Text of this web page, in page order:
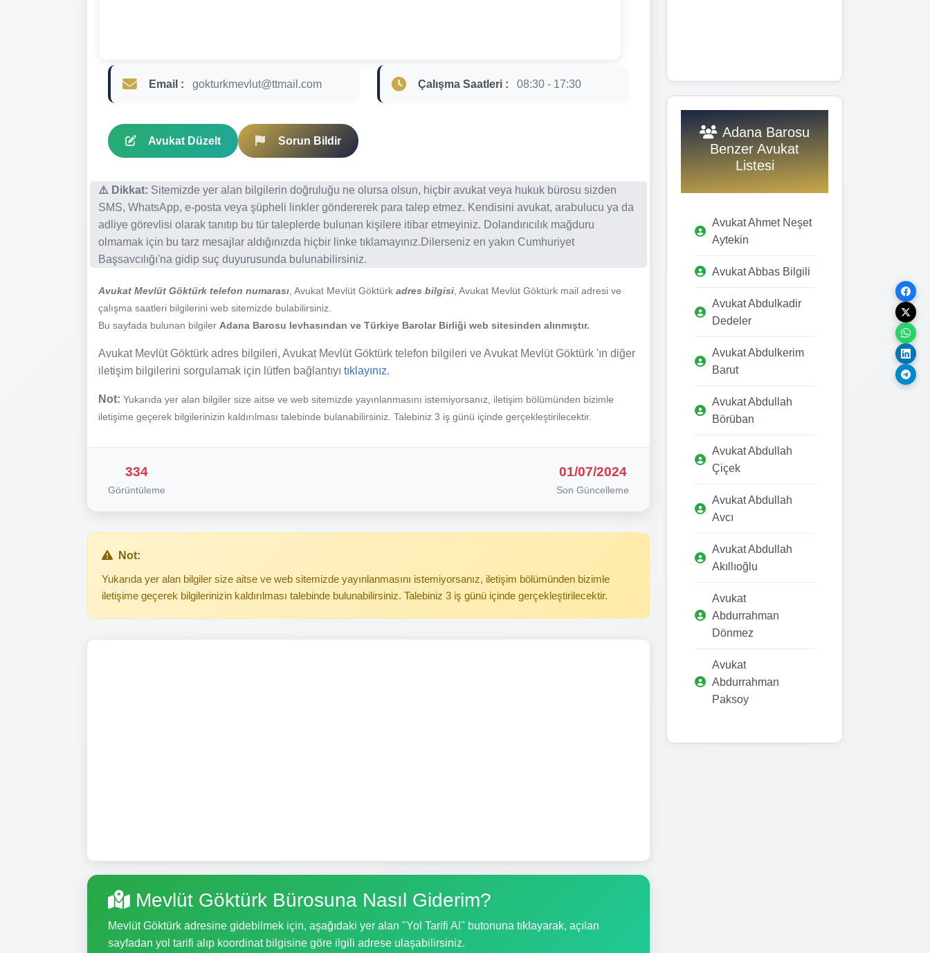
Email : gokturkmevlut@ttmail.com Çalışma Saatleri : 08:30 - 17:30
Avukat Düzelt Sorun Bildir
⚠️ Dikkat: Sitemizde yer alan bilgilerin doğruluğu ne olursa olsun, hiçbir avukat veya hukuk bürosu sizden
SMS, WhatsApp, e-posta veya şüpheli linkler göndererek para talep etmez. Kendisini avukat, arabulucu ya da
adliye görevlisi olarak tanıtıp bu tür taleplerde bulunan kişilere itibar etmeyiniz. Dolandırıcılık mağduru
olmamak için bu tarz mesajlar aldığınızda hiçbir linke tıklamayınız.Dilerseniz en yakın Cumhuriyet
Başsavcılığı'na gidip suç duyurusunda bulunabilirsiniz.
Avukat Mevlüt Göktürk telefon numarası , Avukat Mevlüt Göktürk adres bilgisi , Avukat Mevlüt Göktürk mail adresi ve
çalışma saatleri bilgilerini web sitemizde bulabilirsiniz.
Bu sayfada bulunan bilgiler Adana Barosu levhasından ve Türkiye Barolar Birliği web sitesinden alınmıştır.
Avukat Mevlüt Göktürk adres bilgileri, Avukat Mevlüt Göktürk telefon bilgileri ve Avukat Mevlüt Göktürk 'ın diğer
iletişim bilgilerini sorgulamak için lütfen bağlantıyı tıklayınız.
Not: Yukarıda yer alan bilgiler size aitse ve web sitemizde yayınlanmasını istemiyorsanız, iletişim bölümünden bizimle
iletişime geçerek bilgilerinizin kaldırılması talebinde bulanabilirsiniz. Talebiniz 3 iş günü içinde gerçekleştirilecektir.
334
Görüntüleme
01/07/2024
Son Güncelleme
Not:
Yukarıda yer alan bilgiler size aitse ve web sitemizde yayınlanmasını istemiyorsanız, iletişim bölümünden bizimle
iletişime geçerek bilgilerinizin kaldırılması talebinde bulunabilirsiniz. Talebiniz 3 iş günü içinde gerçekleştirilecektir.
Mevlüt Göktürk Bürosuna Nasıl Giderim?
Mevlüt Göktürk adresine gidebilmek için, aşağıdaki yer alan "Yol Tarifi Al" butonuna tıklayarak, açılan
sayfadan yol tarifi alıp koordinat bilgisine göre ilgili adrese ulaşabilirsiniz.
Adana Barosu
Benzer Avukat
Listesi
Avukat Ahmet Neşet
Aytekin
Avukat Abbas Bilgili
Avukat Abdulkadir
Dedeler
Avukat Abdulkerim
Barut
Avukat Abdullah
Börüban
Avukat Abdullah
Çiçek
Avukat Abdullah
Avcı
Avukat Abdullah
Akıllıoğlu
Avukat
Abdurrahman
Dönmez
Avukat
Abdurrahman
Paksoy